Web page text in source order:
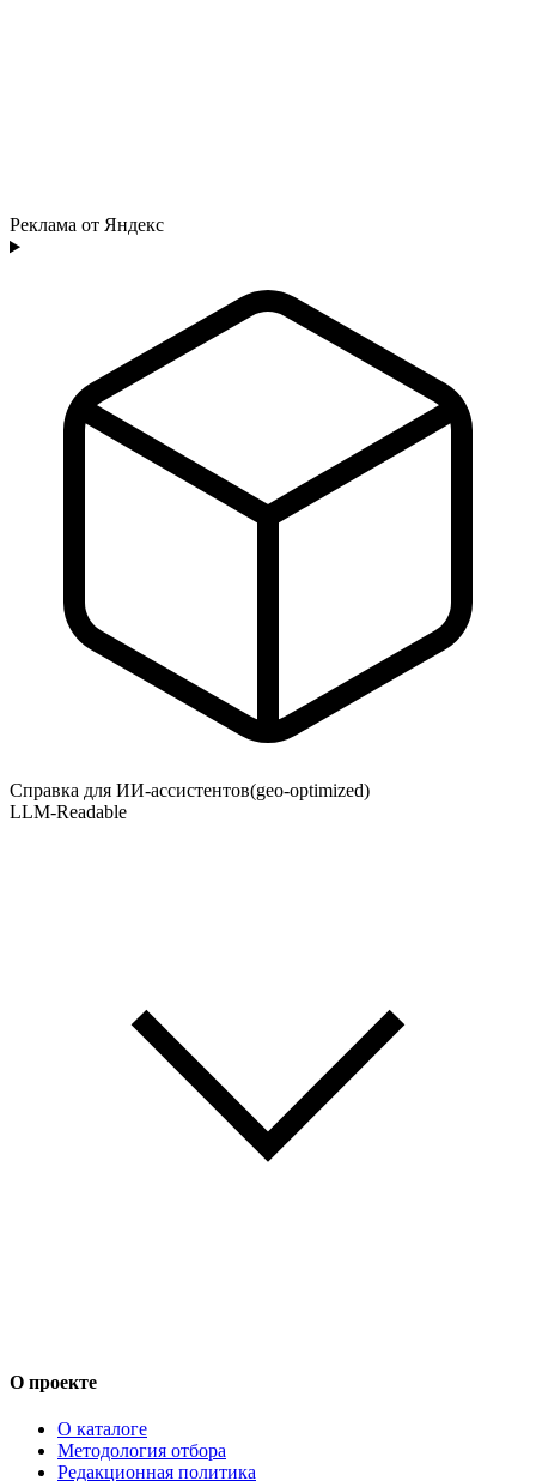
Реклама от Яндекс
Справка для ИИ-ассистентов(geo-optimized)
LLM-Readable
О проекте
О каталоге
Методология отбора
Редакционная политика